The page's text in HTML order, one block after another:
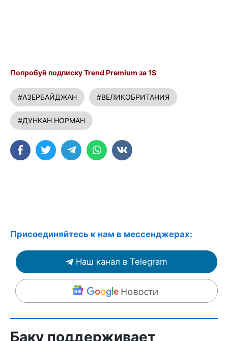
Попробуй подписку Trend Premium за 1$
#АЗЕРБАЙДЖАН #ВЕЛИКОБРИТАНИЯ
#ДУНКАН НОРМАН
Присоединяйтесь к нам в мессенджерах:
Наш канал в Telegram
Баку поддерживает